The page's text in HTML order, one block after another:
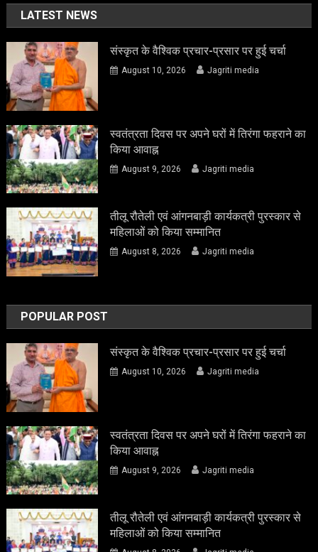
LATEST NEWS
संस्कृत के वैश्विक प्रचार-प्रसार पर हुई चर्चा
August 10, 2026 Jagriti media
स्वतंत्रता दिवस पर अपने घरों में तिरंगा फहराने का
किया आवाह्न
August 9, 2026 Jagriti media
तीलू रौतेली एवं आंगनबाड़ी कार्यकत्री पुरस्कार से
महिलाओं को किया सम्मानित
August 8, 2026 Jagriti media
POPULAR POST
संस्कृत के वैश्विक प्रचार-प्रसार पर हुई चर्चा
August 10, 2026 Jagriti media
स्वतंत्रता दिवस पर अपने घरों में तिरंगा फहराने का
किया आवाह्न
August 9, 2026 Jagriti media
तीलू रौतेली एवं आंगनबाड़ी कार्यकत्री पुरस्कार से
महिलाओं को किया सम्मानित